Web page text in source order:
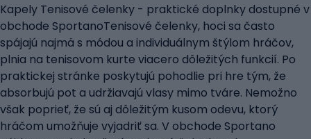
Kapely Tenisové čelenky - praktické doplnky dostupné v
obchode SportanoTenisové čelenky, hoci sa často
spájajú najmä s módou a individuálnym štýlom hráčov,
plnia na tenisovom kurte viacero dôležitých funkcií. Po
praktickej stránke poskytujú pohodlie pri hre tým, že
absorbujú pot a udržiavajú vlasy mimo tváre. Nemožno
však poprieť, že sú aj dôležitým kusom odevu, ktorý
hráčom umožňuje vyjadriť sa. V obchode Sportano